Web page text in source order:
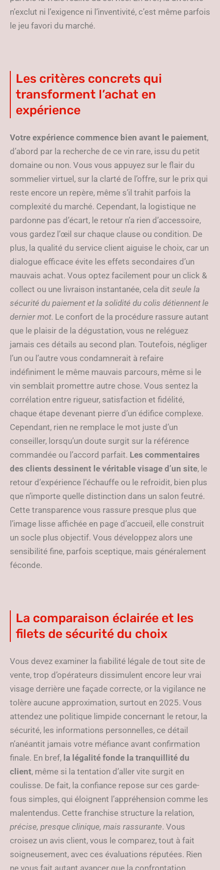
n’exclut ni l’exigence ni l’inventivité, c’est même parfois
le jeu favori du marché.
Les critères concrets qui
transforment l’achat en
expérience
Votre expérience commence bien avant le paiement,
d’abord par la recherche de ce vin rare, issu du petit
domaine ou non. Vous vous appuyez sur le flair du
sommelier virtuel, sur la clarté de l’offre, sur le prix qui
reste encore un repère, même s’il trahit parfois la
complexité du marché. Cependant, la logistique ne
pardonne pas d’écart, le retour n’a rien d’accessoire,
vous gardez l’œil sur chaque clause ou condition. De
plus, la qualité du service client aiguise le choix, car un
dialogue efficace évite les effets secondaires d’un
mauvais achat. Vous optez facilement pour un click &
collect ou une livraison instantanée, cela dit seule la
sécurité du paiement et la solidité du colis détiennent le
dernier mot. Le confort de la procédure rassure autant
que le plaisir de la dégustation, vous ne reléguez
jamais ces détails au second plan. Toutefois, négliger
l’un ou l’autre vous condamnerait à refaire
indéfiniment le même mauvais parcours, même si le
vin semblait promettre autre chose. Vous sentez la
corrélation entre rigueur, satisfaction et fidélité,
chaque étape devenant pierre d’un édifice complexe.
Cependant, rien ne remplace le mot juste d’un
conseiller, lorsqu’un doute surgit sur la référence
commandée ou l’accord parfait. Les commentaires
des clients dessinent le véritable visage d’un site, le
retour d’expérience l’échauffe ou le refroidit, bien plus
que n’importe quelle distinction dans un salon feutré.
Cette transparence vous rassure presque plus que
l’image lisse affichée en page d’accueil, elle construit
un socle plus objectif. Vous développez alors une
sensibilité fine, parfois sceptique, mais généralement
féconde.
La comparaison éclairée et les
filets de sécurité du choix
Vous devez examiner la fiabilité légale de tout site de
vente, trop d’opérateurs dissimulent encore leur vrai
visage derrière une façade correcte, or la vigilance ne
tolère aucune approximation, surtout en 2025. Vous
attendez une politique limpide concernant le retour, la
sécurité, les informations personnelles, ce détail
n’anéantit jamais votre méfiance avant confirmation
finale. En bref, la légalité fonde la tranquillité du
client, même si la tentation d’aller vite surgit en
coulisse. De fait, la confiance repose sur ces garde-
fous simples, qui éloignent l’appréhension comme les
malentendus. Cette franchise structure la relation,
précise, presque clinique, mais rassurante. Vous
croisez un avis client, vous le comparez, tout à fait
soigneusement, avec ces évaluations réputées. Rien
ne vous fait autant avancer que la confrontation